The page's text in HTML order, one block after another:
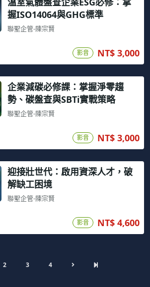
握ISO14064與GHG標準
聯聖企管-陳宗賢
影音 NT$ 3,000
企業減碳必修課：掌握淨零趨
勢、碳盤查與SBTi實戰策略
聯聖企管-陳宗賢
影音 NT$ 3,000
迎接壯世代：啟用資深人才，破
解缺工困境
聯聖企管-陳宗賢
影音 NT$ 4,600
2 3 4